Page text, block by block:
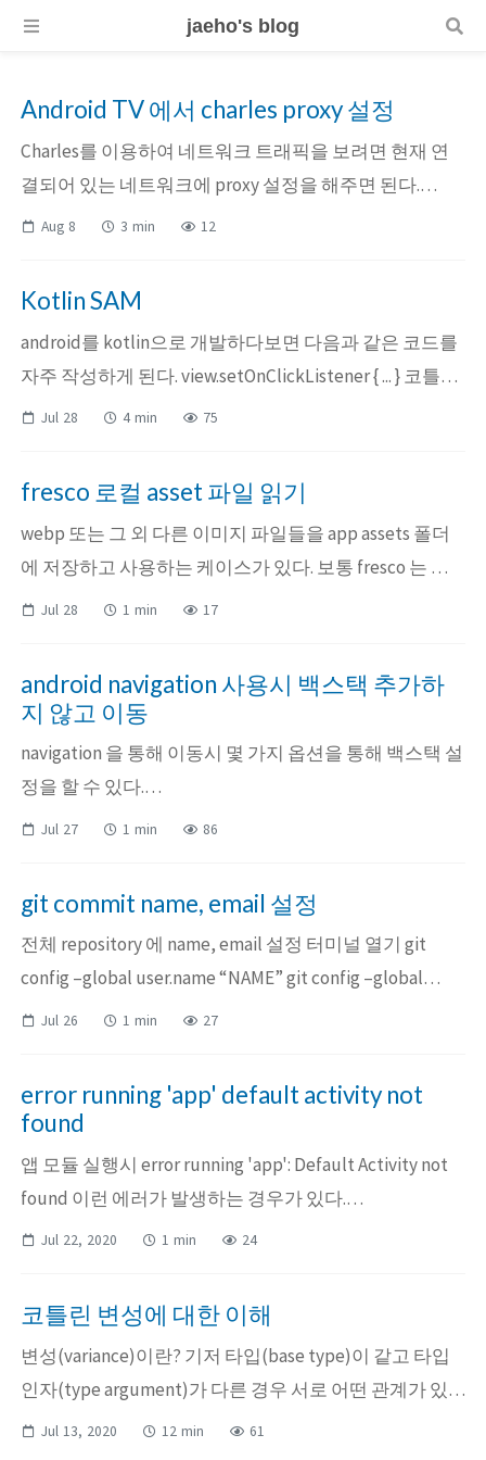
jaeho's blog
Android TV 에서 charles proxy 설정
Charles를 이용하여 네트워크 트래픽을 보려면 현재 연
결되어 있는 네트워크에 proxy 설정을 해주면 된다.
https 와 같이 ssl proxying 이 필요한 경우에는 Charles 인
이유에 대해 간단히 설명하면, Charles 는 Client <->
Aug 8 3 min 12
Kotlin SAM
android를 kotlin으로 개발하다보면 다음과 같은 코드를
자주 작성하게 된다. view.setOnClickListener { ... } 코틀린
특성상 메소드의 마지막 파라미터가 람다식인 경우 () 뒤
view.setOnClickListener 메소드를 확인해보면 다음과 같
Jul 28 4 min 75
fresco 로컬 asset 파일 읽기
webp 또는 그 외 다른 이미지 파일들을 app assets 폴더
에 저장하고 사용하는 케이스가 있다. 보통 fresco 는 웹
상의 이미지를 로드하기에 편리해서 사용했는데 로컬에
보면 지원하는 uri 타입들에 대해 다음과 같이 정의...
Jul 28 1 min 17
android navigation 사용시 백스택 추가하
지 않고 이동
navigation 을 통해 이동시 몇 가지 옵션을 통해 백스택 설
정을 할 수 있다.
https://developer.android.com/reference/androidx/navi
을 찾을...
Jul 27 1 min 86
git commit name, email 설정
전체 repository 에 name, email 설정 터미널 열기 git
config –global user.name “NAME” git config –global
user.email “EMAIL@example.com” git config –list 로 확
Jul 26 1 min 27
error running 'app' default activity not
found
앱 모듈 실행시 error running 'app': Default Activity not
found 이런 에러가 발생하는 경우가 있다.
AndroidManifest 에 default activity에 대한 처리가 안되
생할 수 있다. 2번의 경우 File > I...
Jul 22, 2020 1 min 24
코틀린 변성에 대한 이해
변성(variance)이란? 기저 타입(base type)이 같고 타입
인자(type argument)가 다른 경우 서로 어떤 관계가 있
는지 설명하는 개념이다. List<String>, List<Any> 여기서
Jul 13, 2020 12 min 61